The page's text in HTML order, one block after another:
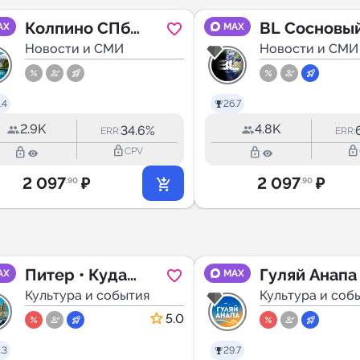
Колпино СПб
(Санкт-
Петербург)
Новости и СМИ
2.9K ERR:34.6%
lock_outline lock_outlineCPV
2 097.90 ₽
MAX
26.7
BL
Новости и СМИ
4.8K ERR:
lock_outline lock_outline
2 097.90 ₽
Питер • Куда
сходить?
Культура и события
5.0
MAX
29.7
Гуляй Анапа
Культура и